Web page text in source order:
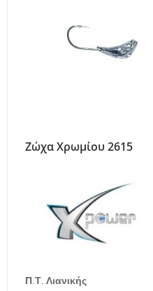
Ζώχα Χρωμίου 2615
Π.Τ. Λιανικής